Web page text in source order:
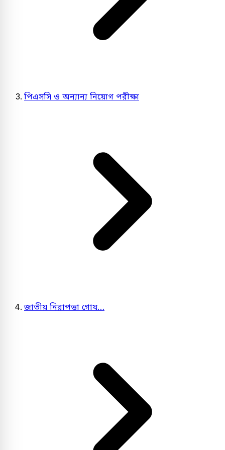
পিএসসি ও অন্যান্য নিয়োগ পরীক্ষা
জাতীয় নিরাপত্তা গোয…